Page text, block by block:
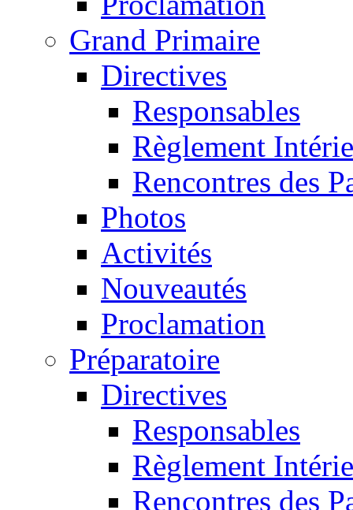
Grand Primaire
Directives
Responsables
Règlement
Rencontres des
Photos
Activités
Nouveautés
Proclamation
Préparatoire
Directives
Responsables
Règlement
Rencontres des